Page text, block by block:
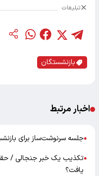
تبلیغات
بازنشستگان
اخبار مرتبط
●جلسه سرنوشت‌ساز برای
●
یافت؟